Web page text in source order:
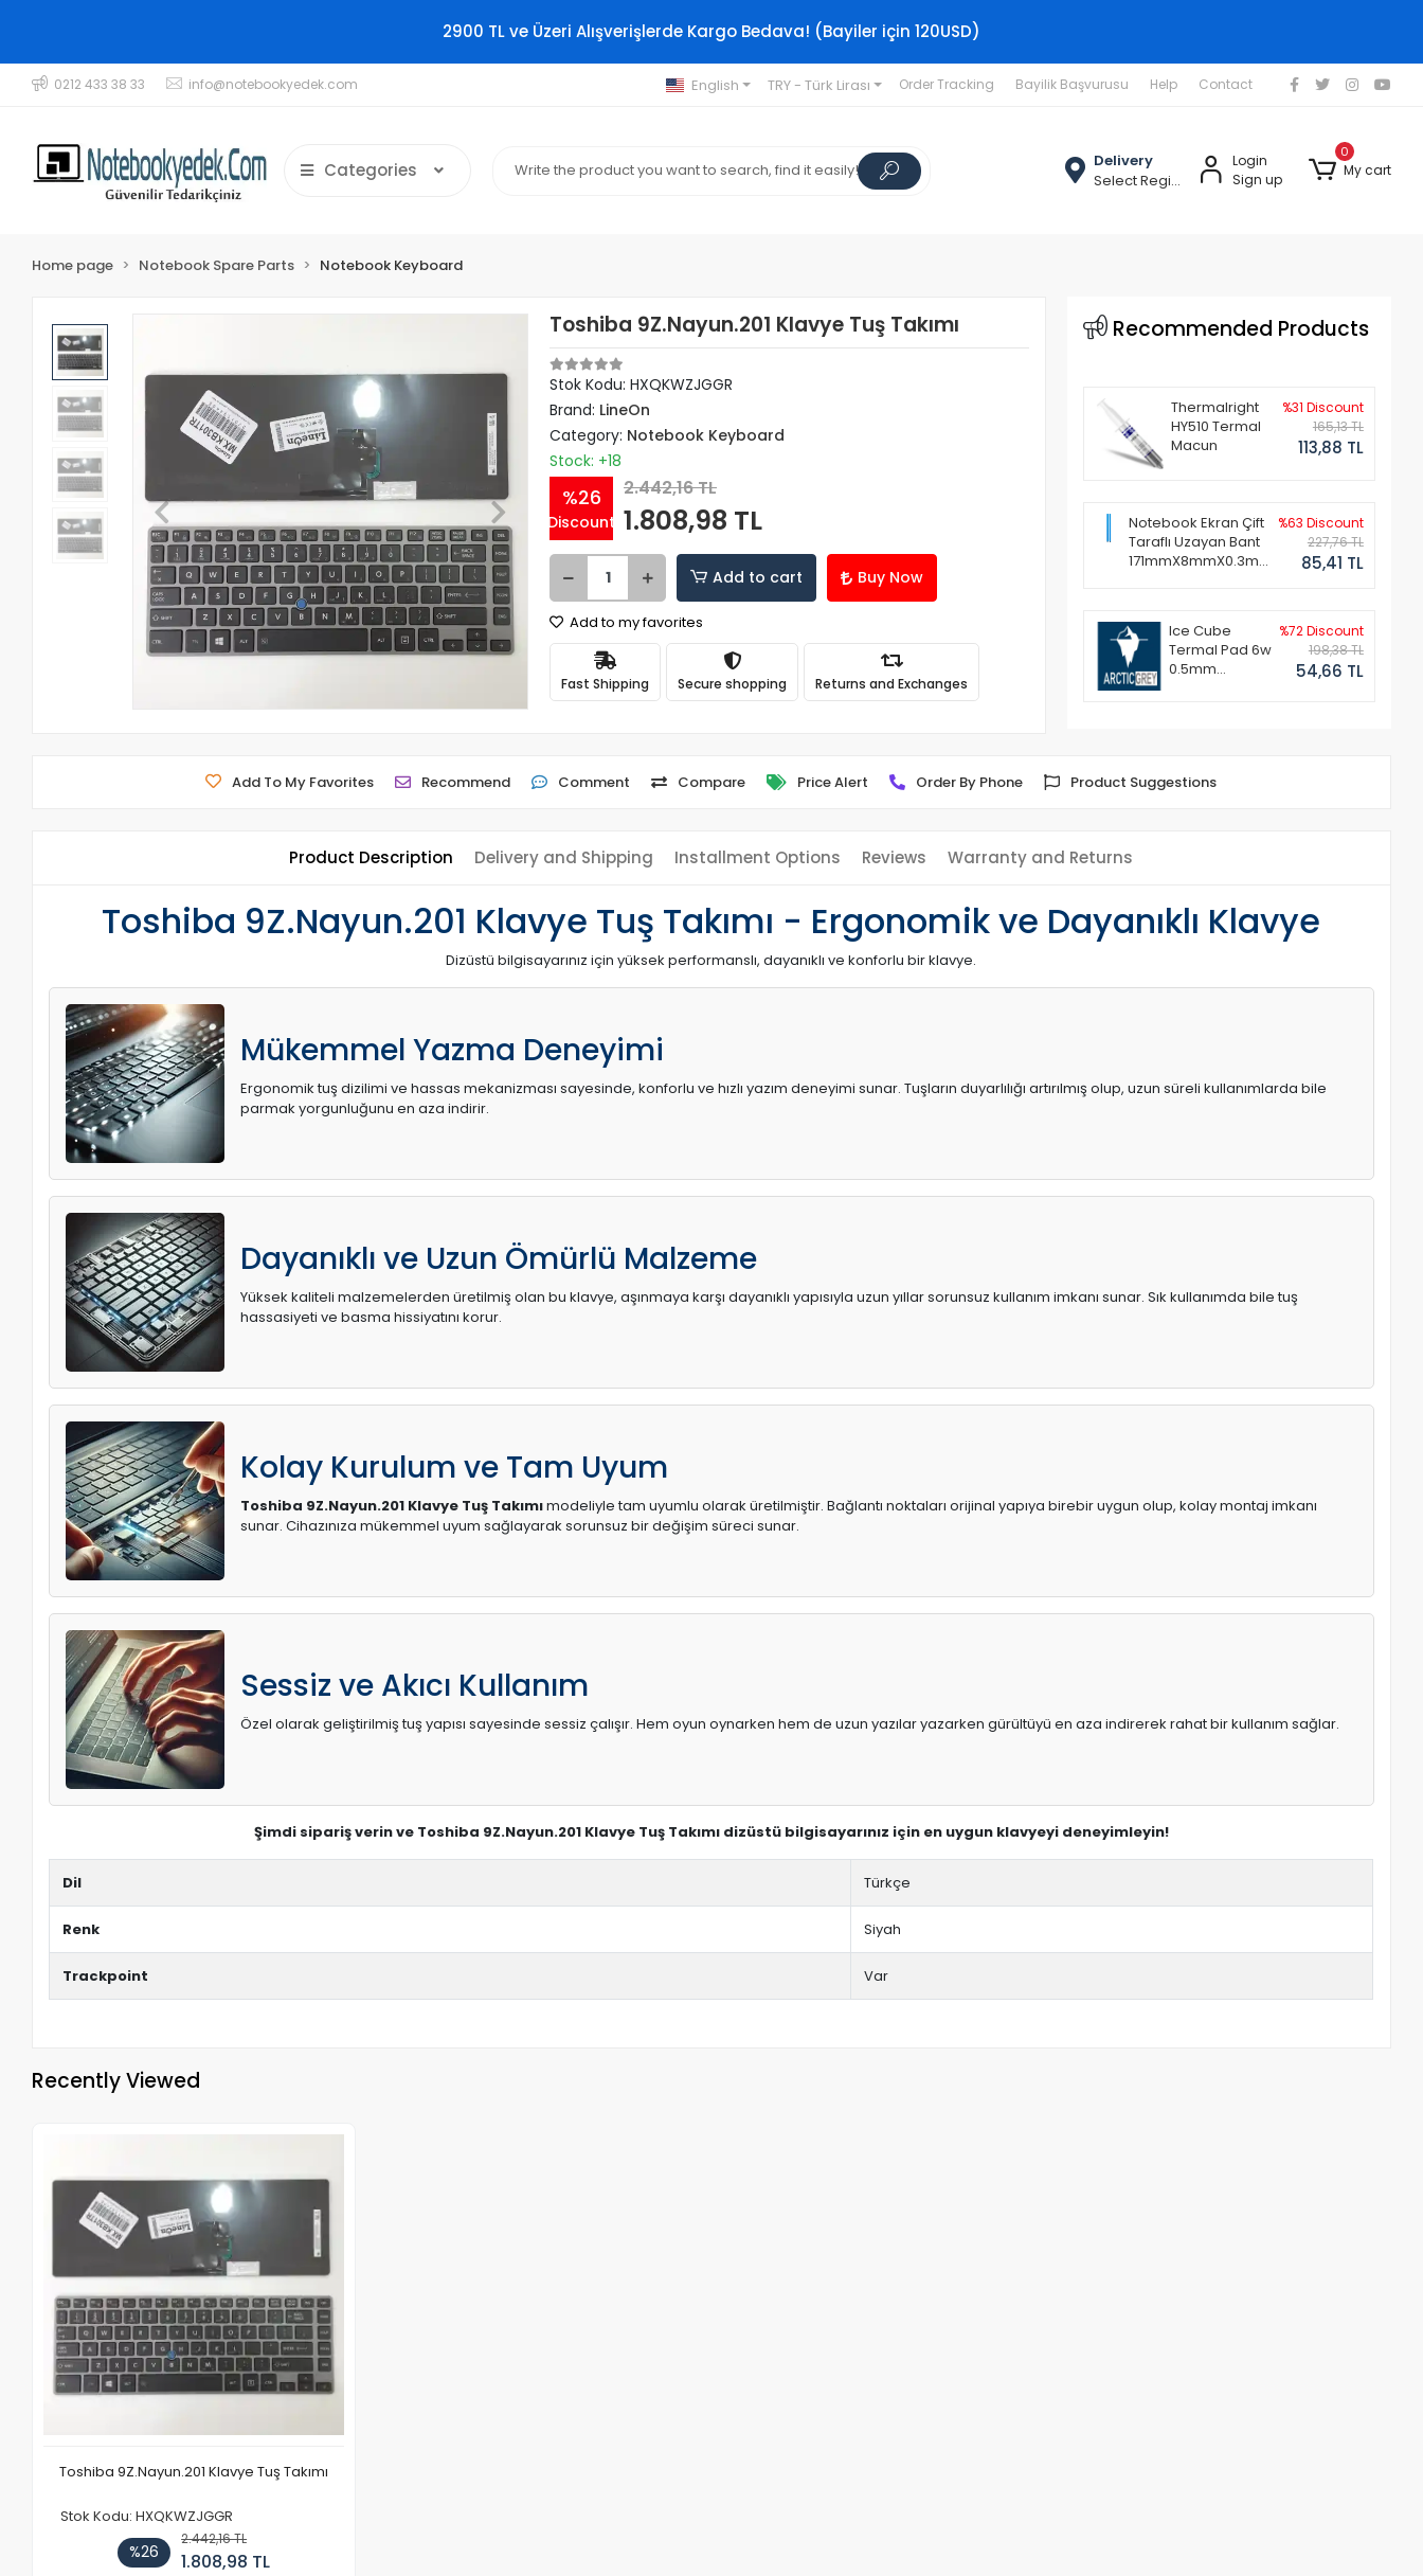
2900 TL ve Üzeri Alışverişlerde Kargo Bedava! (Bayiler için 120USD)
0212 433 38 33 info@notebookyedek.com English TRY - Türk Lirası Order Tracking Bayilik Başvurusu Help Contact
Categories
Delivery
Select Region
Login
Sign up
0
My cart
Home page Notebook Spare Parts Notebook Keyboard
Toshiba 9Z.Nayun.201 Klavye Tuş Takımı
Stok Kodu: HXQKWZJGGR
Brand: LineOn
Category: Notebook Keyboard
Stock: +18
%26
Discount
2.442,16 TL
1.808,98 TL
Add to cart Buy Now
Add to my favorites
Fast Shipping Secure shopping Returns and Exchanges
Recommended Products
Thermalright
HY510 Termal
Macun
%31 Discount
165,13 TL
113,88 TL
Notebook Ekran Çift
Taraflı Uzayan Bant
171mmX8mmX0.3mm
%63 Discount
227,76 TL
85,41 TL
Ice Cube
Termal Pad 6w
0.5mm
%72 Discount
198,38 TL
54,66 TL
Add To My Favorites Recommend Comment Compare Price Alert Order By Phone Product Suggestions
Product Description Delivery and Shipping Installment Options Reviews Warranty and Returns
Toshiba 9Z.Nayun.201 Klavye Tuş Takımı - Ergonomik ve Dayanıklı Klavye
Dizüstü bilgisayarınız için yüksek performanslı, dayanıklı ve konforlu bir klavye.
Mükemmel Yazma Deneyimi
Ergonomik tuş dizilimi ve hassas mekanizması sayesinde, konforlu ve hızlı yazım deneyimi sunar. Tuşların duyarlılığı artırılmış olup, uzun süreli kullanımlarda bile
parmak yorgunluğunu en aza indirir.
Dayanıklı ve Uzun Ömürlü Malzeme
Yüksek kaliteli malzemelerden üretilmiş olan bu klavye, aşınmaya karşı dayanıklı yapısıyla uzun yıllar sorunsuz kullanım imkanı sunar. Sık kullanımda bile tuş
hassasiyeti ve basma hissiyatını korur.
Kolay Kurulum ve Tam Uyum
Toshiba 9Z.Nayun.201 Klavye Tuş Takımımodeliyle tam uyumlu olarak üretilmiştir. Bağlantı noktaları orijinal yapıya birebir uygun olup, kolay montaj imkanı
sunar. Cihazınıza mükemmel uyum sağlayarak sorunsuz bir değişim süreci sunar.
Sessiz ve Akıcı Kullanım
Özel olarak geliştirilmiş tuş yapısı sayesinde sessiz çalışır. Hem oyun oynarken hem de uzun yazılar yazarken gürültüyü en aza indirerek rahat bir kullanım sağlar.
Şimdi sipariş verin ve Toshiba 9Z.Nayun.201 Klavye Tuş Takımı dizüstü bilgisayarınız için en uygun klavyeyi deneyimleyin!
Dil Türkçe
Renk Siyah
Trackpoint Var
Recently Viewed
Toshiba 9Z.Nayun.201 Klavye Tuş Takımı
Stok Kodu: HXQKWZJGGR
%26
2.442,16 TL
1.808,98 TL